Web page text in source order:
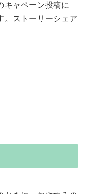
キャペーン投稿に
。ストーリーシェア